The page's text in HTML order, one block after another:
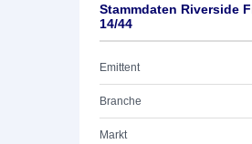
Stammdaten Riverside
14/44
Emittent
Branche
Markt